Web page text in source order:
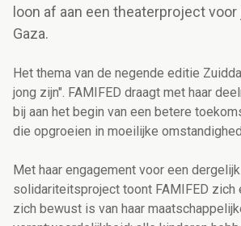
loon af aan een theaterproject
Gaza.
Het thema van de negende editie
jong zijn". FAMIFED draagt met haar
bij aan het begin van een betere
die opgroeien in moeilijke
Met haar engagement voor een dergelijk
solidariteitsproject toont FAMIFED zich
zich bewust is van haar